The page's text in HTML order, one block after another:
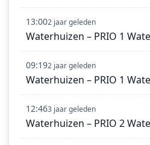
13:002 jaar geleden
Waterhuizen – PRIO 1
09:192 jaar geleden
Waterhuizen – PRIO 1
12:463 jaar geleden
Waterhuizen – PRIO 2